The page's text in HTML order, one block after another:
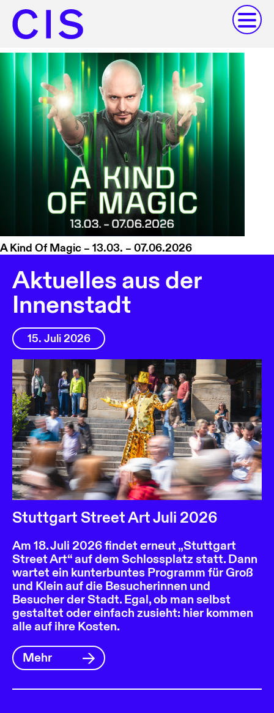
A Kind Of Magic – 13.03. – 07.06.2026
Aktuelles aus der
Innenstadt
15. Juli 2026
Stuttgart Street Art Juli 2026
Am 18. Juli 2026 findet erneut „Stuttgart
Street Art“ auf dem Schlossplatz statt. Dann
wartet ein kunterbuntes Programm für Groß
und Klein auf die Besucherinnen und
Besucher der Stadt. Egal, ob man selbst
gestaltet oder einfach zusieht: hier kommen
alle auf ihre Kosten.
Mehr